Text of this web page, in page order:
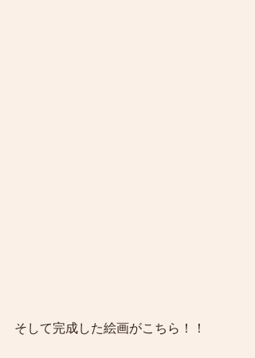
そして完成した絵画がこちら！！